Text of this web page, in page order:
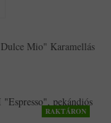
Mio" Karamellás
RAKTÁRON